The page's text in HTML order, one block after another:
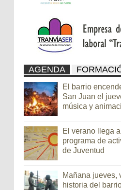
AGENDA
El barrio
San Juan el
música y
El verano llega
programa de
de Juventud
Mañana jueves,
historia del